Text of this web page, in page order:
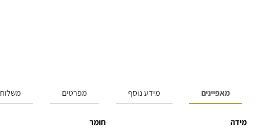
מאפיינים מידע נוסף מפרטים
מידה
חומר